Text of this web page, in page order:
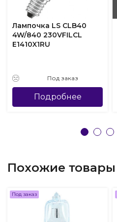
Лампочка LS CLB40
4W/840 230VFILCL
E1410X1RU
Под заказ
Подробнее
Похожие товары
Под заказ